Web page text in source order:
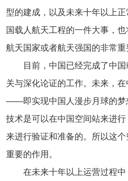
型的建成，以及未来十年以上
国载人航天工程的一件大事，
航天国家或者航天强国的非常重
目前，中国已经完成了中
关与深化论证的工作。未来，
——即实现中国人漫步月球的梦
技术是可以在中国空间站来进
来进行验证和准备的。所以这
重要的作用。
在未来十年以上运营过程